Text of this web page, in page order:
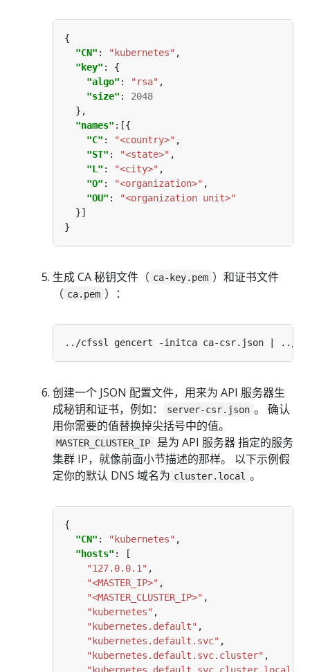
"CN" : "kubernetes"
"key"
"algo" : "rsa"
"size" : 2048
"names"
"C" : "<country>"
"ST" : "<state>"
"L" : "<city>"
"O" : "<organization>"
"OU" :
"<organization unit>"
生成 CA 秘钥文件（ ca-key.pem ）和证书文件
（ ca.pem ）：
创建一个 JSON 配置文件，用来为 API 服务器生
成秘钥和证书，例如：
server-csr.json 。 确认
用你需要的值替换掉尖括号中的值。
MASTER_CLUSTER_IP
是为 API 服务器 指定的服务
集群 IP，就像前面小节描述的那样。 以下示例假
定你的默认 DNS 域名为 cluster.local 。
"CN" : "kubernetes"
"hosts"
"127.0.0.1"
"<MASTER_IP>"
"<MASTER_CLUSTER_IP>"
"kubernetes"
"kubernetes.default"
"kubernetes.default.svc"
"kubernetes.default.svc.cluster"
"kubernetes.default.svc.cluster.local"